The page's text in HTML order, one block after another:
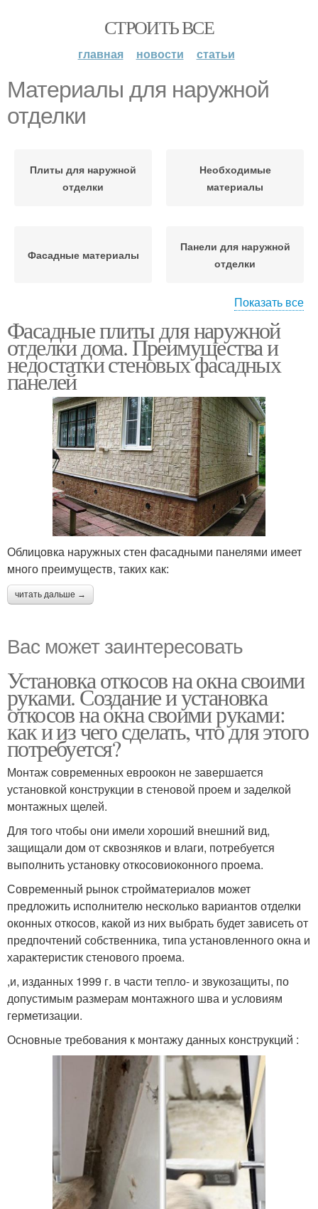
СТРОИТЬ ВСЕ
главная новости статьи
Материалы для наружной
отделки
Плиты для наружной
отделки
Необходимые
материалы
Фасадные материалы
Панели для наружной
отделки
Панели для отделки Внешний отделка
Показать все
Фасадные плиты для наружной
отделки дома. Преимущества и
недостатки стеновых фасадных
панелей
Облицовка наружных стен фасадными панелями имеет
много преимуществ, таких как:
читать дальше →
Вас может заинтересовать
Установка откосов на окна своими
руками. Создание и установка
откосов на окна своими руками:
как и из чего сделать, что для этого
потребуется?
Монтаж современных евроокон не завершается
установкой конструкции в стеновой проем и заделкой
монтажных щелей.
Для того чтобы они имели хороший внешний вид,
защищали дом от сквозняков и влаги, потребуется
выполнить установку откосовиоконного проема.
Современный рынок стройматериалов может
предложить исполнителю несколько вариантов отделки
оконных откосов, какой из них выбрать будет зависеть от
предпочтений собственника, типа установленного окна и
характеристик стенового проема.
,и, изданных 1999 г. в части тепло- и звукозащиты, по
допустимым размерам монтажного шва и условиям
герметизации.
Основные требования к монтажу данных конструкций :